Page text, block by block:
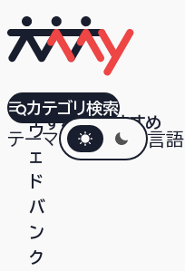
すべておすすめ
テーマダークモード言語
カテゴリ検索
ス
ウ
ェ
ド
バ
ン
ク